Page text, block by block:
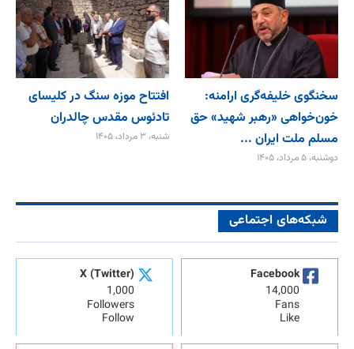
سخنگوی خلیفه‌گری ارامنه:
خون‌خواهی «رهبر شهید» حق
مسلم ملت ایران ...
دوشنبه، ۵ مرداد، ۱۴۰۵
افتتاح موزه سنگ در کلیسای
تادئوس مقدس چالدران
شنبه، ۳ مرداد، ۱۴۰۵
شبکه‌های اجتماعی
Facebook
14,000
Fans
Like
X (Twitter)
1,000
Followers
Follow